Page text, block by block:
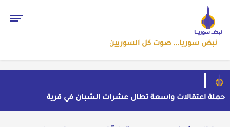
نبض سوريا... صوت كل السوريين
حملة اعتقالات واسعة تطال عشرات الشبان في قرية
الرقامة بريف حمص الشرقي
مهرجان الشعر العربي بدمشق يتحول إلى منصة تشهير